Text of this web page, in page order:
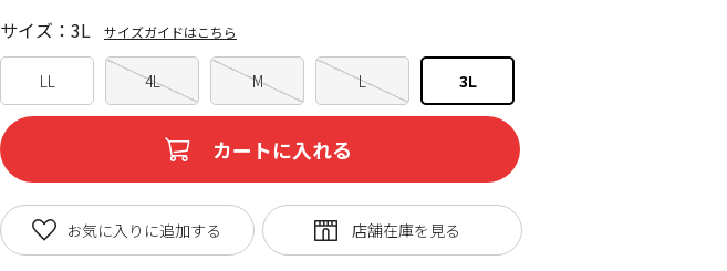
LL 4L M L 3L
サイズ：3L サイズガイドはこちら
カートに入れる
お気に入りに追加する